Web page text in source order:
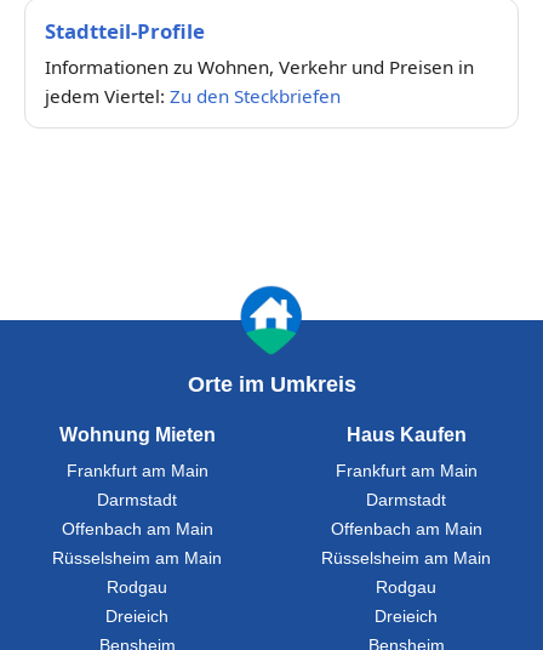
Stadtteil-Profile
Informationen zu Wohnen, Verkehr und Preisen in
jedem Viertel: Zu den Steckbriefen
Orte im Umkreis
Wohnung Mieten
Frankfurt am Main
Darmstadt
Offenbach am Main
Rüsselsheim am Main
Rodgau
Dreieich
Bensheim
Haus Kaufen
Frankfurt am Main
Darmstadt
Offenbach am Main
Rüsselsheim am Main
Rodgau
Dreieich
Bensheim